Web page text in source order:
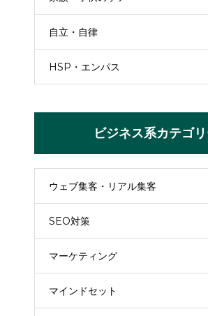
自立・自律
HSP・エンパス
ビジネス系カテゴ
ウェブ集客・リアル集客
SEO対策
マーケティング
マインドセット